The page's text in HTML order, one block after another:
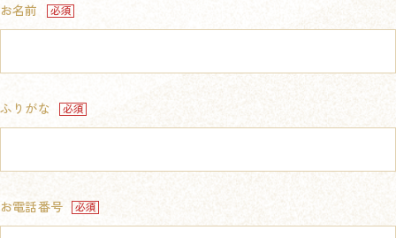
お名前
ふりがな
お電話番号